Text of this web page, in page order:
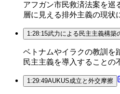
アフガン市民救済法案を巡
層に見える排外主義の現状
1:28:15武力による民主主義構築
ベトナムやイラクの教訓を
民主主義を導入することの
1:29:49AUKUS成立と外交摩擦